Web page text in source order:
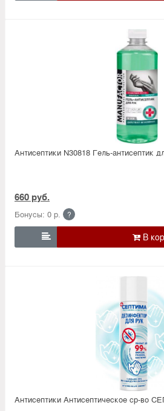
Антисептики N30818 Гель-антисептик
660 руб.
Бонусы: 0 р. ?

Антисептики Антисептическое ср-во